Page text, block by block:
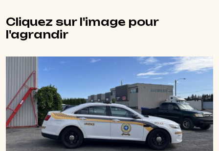
Cliquez sur l'image pour
l'agrandir